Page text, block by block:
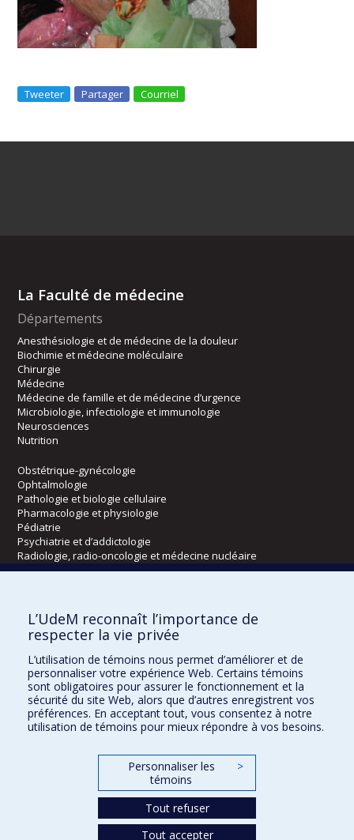
Tweeter Partager Courriel
La Faculté de médecine
Départements
Anesthésiologie et de médecine de la douleur
Biochimie et médecine moléculaire
Chirurgie
Médecine
Médecine de famille et de médecine d’urgence
Microbiologie, infectiologie et immunologie
Neurosciences
Nutrition
Obstétrique-gynécologie
Ophtalmologie
Pathologie et biologie cellulaire
Pharmacologie et physiologie
Pédiatrie
Psychiatrie et d’addictologie
Radiologie, radio-oncologie et médecine nucléaire
Kinésiologie et des sciences de l’activité physique
Orthophonie et audiologie
Réadaptation
Directions
DPC
CPASS
L’UdeM reconnaît l’importance de
respecter la vie privée
L’utilisation de témoins nous permet d’améliorer et de
personnaliser votre expérience Web. Certains témoins
sont obligatoires pour assurer le fonctionnement et la
sécurité du site Web, alors que d’autres enregistrent vos
préférences. En acceptant tout, vous consentez à notre
utilisation de témoins pour mieux répondre à vos besoins.
Personnaliser les
témoins
>
Tout refuser
Tout accepter